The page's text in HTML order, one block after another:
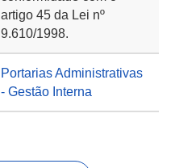
artigo 45 da Lei nº
9.610/1998.
Portarias Administrativas
- Gestão Interna